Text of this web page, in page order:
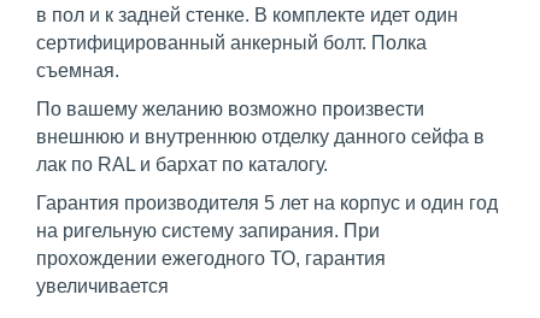
в пол и к задней стенке. В комплекте идет один
сертифицированный анкерный болт. Полка
съемная.
По вашему желанию возможно произвести
внешнюю и внутреннюю отделку данного сейфа в
лак по RAL и бархат по каталогу.
Гарантия производителя 5 лет на корпус и один год
на ригельную систему запирания. При
прохождении ежегодного ТО, гарантия
увеличивается